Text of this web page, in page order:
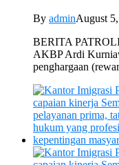
By adminAugust
BERITA
AKBP Ardi
penghargaan